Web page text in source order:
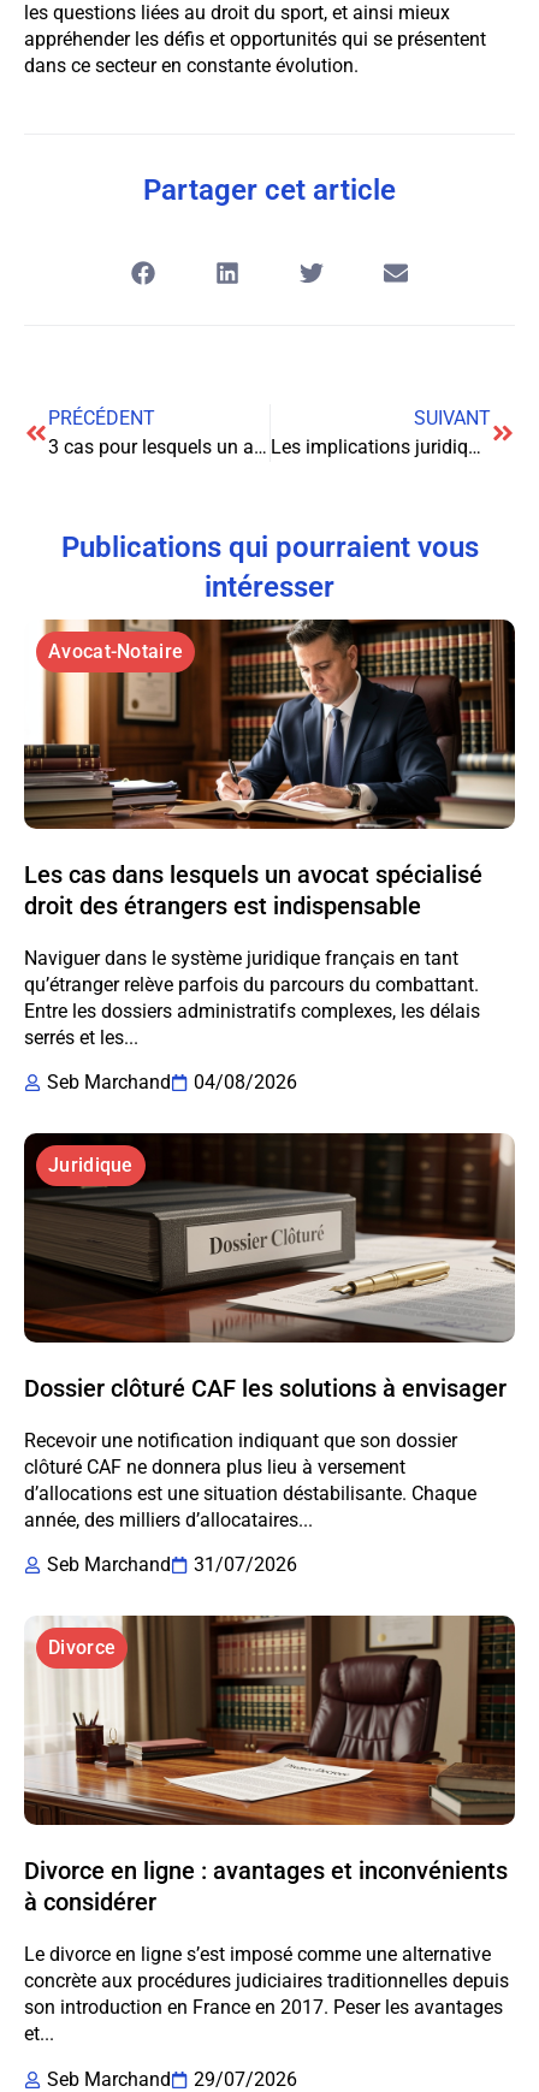
les questions liées au droit du sport, et ainsi mieux
appréhender les défis et opportunités qui se présentent
dans ce secteur en constante évolution.
Partager cet article
PRÉCÉDENT
3 cas pour lesquels un avocat en droit du travail peut vous aider
SUIVANT
Les implications juridiques du droit à l’oubli en vertu de la convention Aeras
Publications qui pourraient vous
intéresser
Avocat-Notaire
Les cas dans lesquels un avocat spécialisé
droit des étrangers est indispensable
Naviguer dans le système juridique français en tant
qu’étranger relève parfois du parcours du combattant.
Entre les dossiers administratifs complexes, les délais
serrés et les...
Seb Marchand
04/08/2026
Juridique
Dossier clôturé CAF les solutions à envisager
Recevoir une notification indiquant que son dossier
clôturé CAF ne donnera plus lieu à versement
d’allocations est une situation déstabilisante. Chaque
année, des milliers d’allocataires...
Seb Marchand
31/07/2026
Divorce
Divorce en ligne : avantages et inconvénients
à considérer
Le divorce en ligne s’est imposé comme une alternative
concrète aux procédures judiciaires traditionnelles depuis
son introduction en France en 2017. Peser les avantages
et...
Seb Marchand
29/07/2026